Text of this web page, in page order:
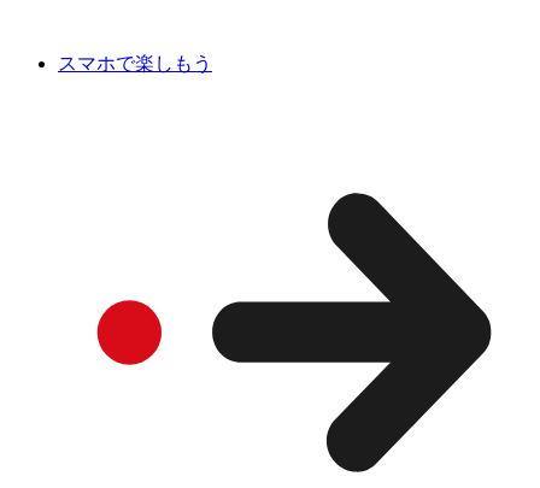
スマホで楽しもう